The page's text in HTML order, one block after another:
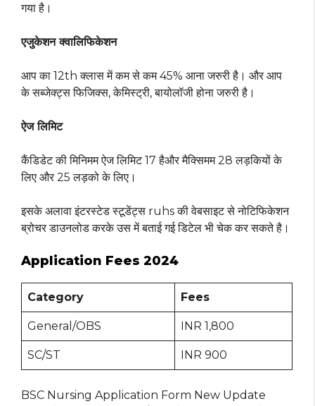
गया है।
एजुकेशन क्वालिफिकेशन
आप का 12th क्लास में कम से कम 45% आना जरुरी है। और आप
के सब्जेक्ट्स फिजिक्स, केमिस्ट्री, बायोलॉजी होना जरुरी है।
ऐज लिमिट
कैंडिडेट की मिनिमम ऐज लिमिट 17 हैऔर मैक्सिमम 28 लड़कियों के
लिए और 25 लड़को के लिए।
इसके अलावा इंटरस्टेड स्टूडेंट्स ruhs की वेबसाइट से नोटिफिकेशन
ब्रोचर डाउनलोड करके उस में बताई गई डिटेल भी चेक कर सकते है।
Application Fees 2024
Category Fees
General/OBS INR 1,800
SC/ST INR 900
BSC Nursing Application Form New Update